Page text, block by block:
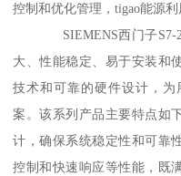
控制和优化管理，tigao能源
SIEMENS西门子S7-
大、性能稳定、易于安装和
技术和可靠的硬件设计，
案。该系列产品主要特点如
计，确保系统稳定性和可靠
控制和快速响应等性能，既